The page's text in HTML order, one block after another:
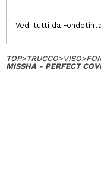
Vedi tutti da Fondotinta
TOP>TRUCCO>VISO>
MISSHA - PERFECT